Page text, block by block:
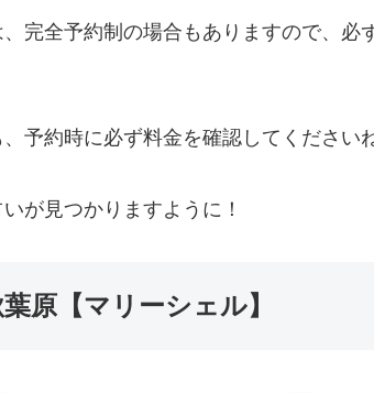
完全予約制の場合もありますので、必
予約時に必ず料金を確認してくださいね
が見つかりますように！
原【マリーシェル】